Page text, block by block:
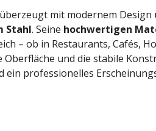
überzeugt mit modernem Design
Stahl. Seine hochwertigen
– ob in Restaurants, Cafés,
Oberfläche und die stabile
professionelles